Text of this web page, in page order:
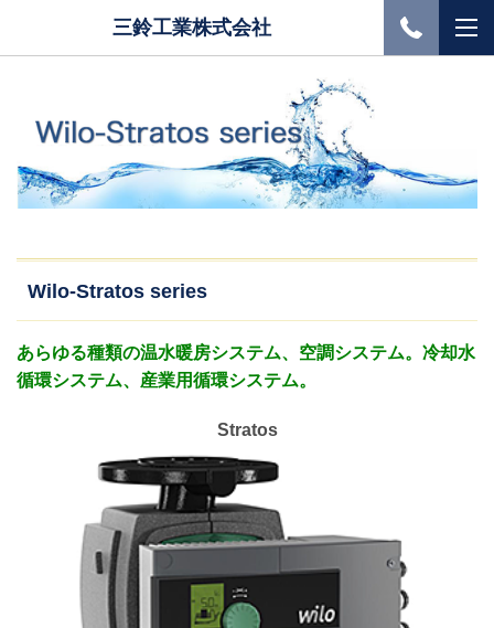
三鈴工業株式会社
Wilo-Stratos series
あらゆる種類の温水暖房システム、空調システム。冷却水
循環システム、産業用循環システム。
Stratos